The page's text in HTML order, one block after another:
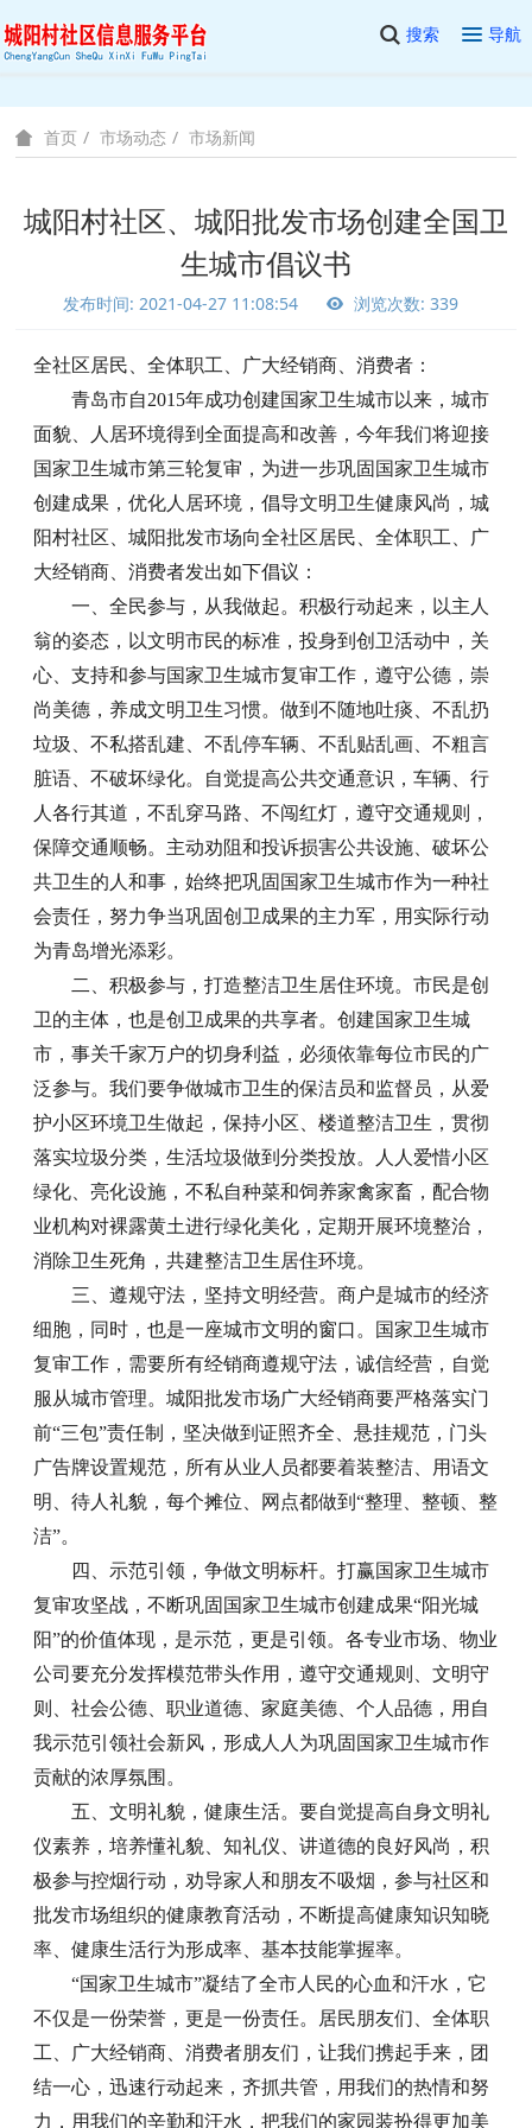
搜索 导航
首页 市场动态 市场新闻
城阳村社区、城阳批发市场创建全国卫
生城市倡议书
发布时间: 2021-04-27 11:08:54 浏览次数: 339
全社区居民、全体职工、广大经销商、消费者：
青岛市自2015年成功创建国家卫生城市以来，城市
面貌、人居环境得到全面提高和改善，今年我们将迎接
国家卫生城市第三轮复审，为进一步巩固国家卫生城市
创建成果，优化人居环境，倡导文明卫生健康风尚，城
阳村社区、城阳批发市场向全社区居民、全体职工、广
大经销商、消费者发出如下倡议：
一、全民参与，从我做起。积极行动起来，以主人
翁的姿态，以文明市民的标准，投身到创卫活动中，关
心、支持和参与国家卫生城市复审工作，遵守公德，崇
尚美德，养成文明卫生习惯。做到不随地吐痰、不乱扔
垃圾、不私搭乱建、不乱停车辆、不乱贴乱画、不粗言
脏语、不破坏绿化。自觉提高公共交通意识，车辆、行
人各行其道，不乱穿马路、不闯红灯，遵守交通规则，
保障交通顺畅。主动劝阻和投诉损害公共设施、破坏公
共卫生的人和事，始终把巩固国家卫生城市作为一种社
会责任，努力争当巩固创卫成果的主力军，用实际行动
为青岛增光添彩。
二、积极参与，打造整洁卫生居住环境。市民是创
卫的主体，也是创卫成果的共享者。创建国家卫生城
市，事关千家万户的切身利益，必须依靠每位市民的广
泛参与。我们要争做城市卫生的保洁员和监督员，从爱
护小区环境卫生做起，保持小区、楼道整洁卫生，贯彻
落实垃圾分类，生活垃圾做到分类投放。人人爱惜小区
绿化、亮化设施，不私自种菜和饲养家禽家畜，配合物
业机构对裸露黄土进行绿化美化，定期开展环境整治，
消除卫生死角，共建整洁卫生居住环境。
三、遵规守法，坚持文明经营。商户是城市的经济
细胞，同时，也是一座城市文明的窗口。国家卫生城市
复审工作，需要所有经销商遵规守法，诚信经营，自觉
服从城市管理。城阳批发市场广大经销商要严格落实门
前“三包”责任制，坚决做到证照齐全、悬挂规范，门头
广告牌设置规范，所有从业人员都要着装整洁、用语文
明、待人礼貌，每个摊位、网点都做到“整理、整顿、整
洁”。
四、示范引领，争做文明标杆。打赢国家卫生城市
复审攻坚战，不断巩固国家卫生城市创建成果“阳光城
阳”的价值体现，是示范，更是引领。各专业市场、物业
公司要充分发挥模范带头作用，遵守交通规则、文明守
则、社会公德、职业道德、家庭美德、个人品德，用自
我示范引领社会新风，形成人人为巩固国家卫生城市作
贡献的浓厚氛围。
五、文明礼貌，健康生活。要自觉提高自身文明礼
仪素养，培养懂礼貌、知礼仪、讲道德的良好风尚，积
极参与控烟行动，劝导家人和朋友不吸烟，参与社区和
批发市场组织的健康教育活动，不断提高健康知识知晓
率、健康生活行为形成率、基本技能掌握率。
“国家卫生城市”凝结了全市人民的心血和汗水，它
不仅是一份荣誉，更是一份责任。居民朋友们、全体职
工、广大经销商、消费者朋友们，让我们携起手来，团
结一心，迅速行动起来，齐抓共管，用我们的热情和努
力，用我们的辛勤和汗水，把我们的家园装扮得更加美